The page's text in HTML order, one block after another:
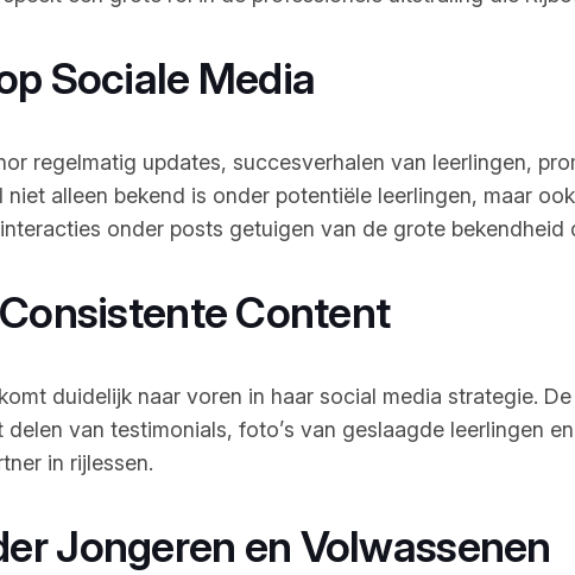
Sociale Media
regelmatig updates, succesverhalen van leerlingen,
alleen bekend is onder potentiële leerlingen, maar
onder posts getuigen van de grote bekendheid
Content
duidelijk naar voren in haar social media strategie.
van testimonials, foto’s van geslaagde leerlingen
in rijlessen.
Jongeren en Volwassenen